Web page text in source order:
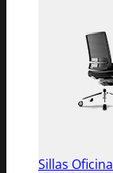
Sillas Oficina